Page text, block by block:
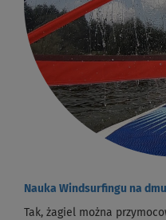
Nauka Windsurfingu na
Tak, żagiel można